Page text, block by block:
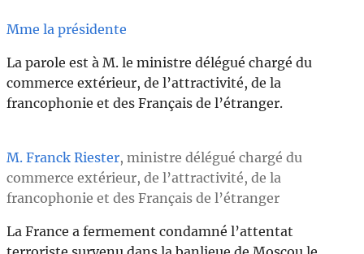
Mme la présidente
La parole est à M. le ministre délégué chargé du
commerce extérieur, de l’attractivité, de la
francophonie et des Français de l’étranger.
M. Franck Riester, ministre délégué chargé du
commerce extérieur, de l’attractivité, de la
francophonie et des Français de l’étranger
La France a fermement condamné l’attentat